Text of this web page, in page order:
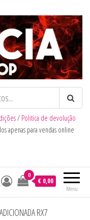
/ Politica de devolução
apenas para vendas online
Menu
0
€ 0,00
RX7